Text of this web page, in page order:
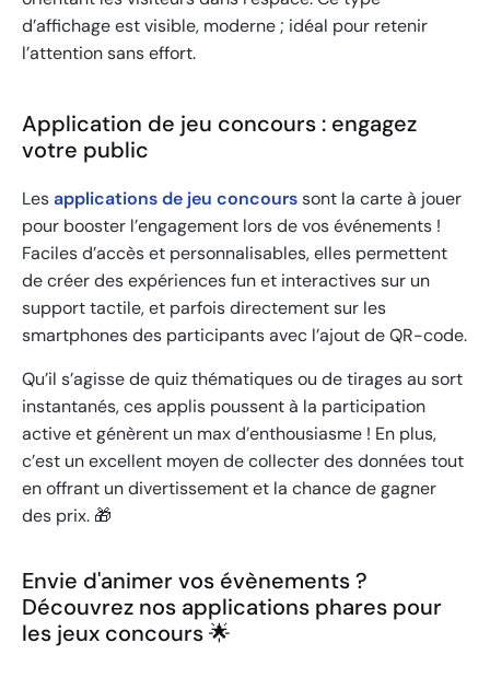
d’affichage est visible, moderne ; idéal pour retenir
l’attention sans effort.
Application de jeu concours : engagez
votre public
Lesapplications de jeu concourssont la carte à jouer
pour booster l’engagement lors de vos événements !
Faciles d’accès et personnalisables, elles permettent
de créer des expériences fun et interactives sur un
support tactile, et parfois directement sur les
smartphones des participants avec l’ajout de QR-code.
Qu’il s’agisse de quiz thématiques ou de tirages au sort
instantanés, ces applis poussent à la participation
active et génèrent un max d’enthousiasme ! En plus,
c’est un excellent moyen de collecter des données tout
en offrant un divertissement et la chance de gagner
des prix. 🎁
Envie d'animer vos évènements ?
Découvrez nos applications phares pour
les jeux concours 🌟